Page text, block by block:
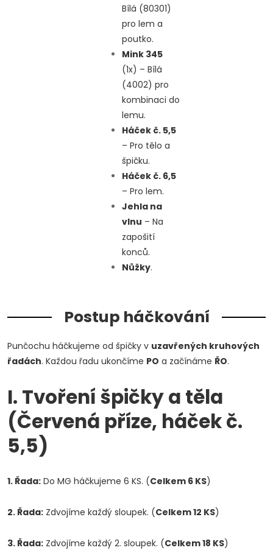
Bílá (80301)
pro lem a
poutko.
Mink 345
(1x) – Bílá
(4002) pro
kombinaci do
lemu.
Háček č. 5,5
– Pro tělo a
špičku.
Háček č. 6,5
– Pro lem.
Jehla na
vlnu – Na
zapošití
konců.
Nůžky.
Postup háčkování
Punčochu háčkujeme od špičky v uzavřených kruhových
řadách. Každou řadu ukončíme PO a začínáme ŘO.
I. Tvoření špičky a těla
(Červená příze, háček č.
5,5)
1. Řada: Do MG háčkujeme 6 KS. (Celkem 6 KS)
2. Řada: Zdvojíme každý sloupek. (Celkem 12 KS)
3. Řada: Zdvojíme každý 2. sloupek. (Celkem 18 KS)